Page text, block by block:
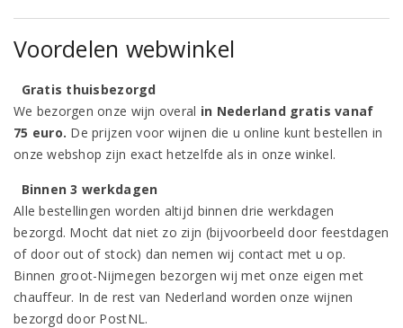
Voordelen webwinkel
Gratis thuisbezorgd
We bezorgen onze wijn overal in Nederland gratis vanaf
75 euro. De prijzen voor wijnen die u online kunt bestellen in
onze webshop zijn exact hetzelfde als in onze winkel.
Binnen 3 werkdagen
Alle bestellingen worden altijd binnen drie werkdagen
bezorgd. Mocht dat niet zo zijn (bijvoorbeeld door feestdagen
of door out of stock) dan nemen wij contact met u op.
Binnen groot-Nijmegen bezorgen wij met onze eigen met
chauffeur. In de rest van Nederland worden onze wijnen
bezorgd door PostNL.